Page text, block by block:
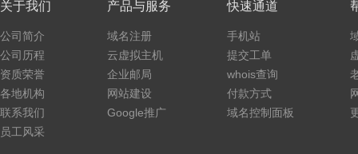
关于我们
公司简介
公司历程
资质荣誉
各地机构
联系我们
员工风采
产品与服务
域名注册
云虚拟主机
企业邮局
网站建设
Google推广
快速通道
手机站
提交工单
whois查询
付款方式
域名控制面板